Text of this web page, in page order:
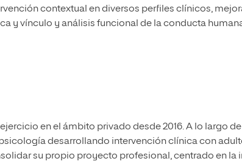
contextual en diversos perfiles clínicos,
y vínculo y análisis funcional de la conducta
en el ámbito privado desde 2016. A lo largo
desarrollando intervención clínica con
su propio proyecto profesional, centrado en la